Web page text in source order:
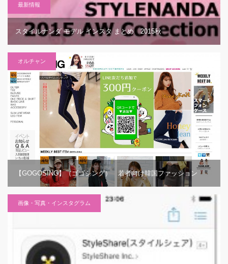
最新情報
スタイルナンダ モデル インスタ まとめ 2015秋
オルチャン
【GOGOSING】（ゴゴシング） 若者向け韓国ファッション
画像・写真・インスタグラム